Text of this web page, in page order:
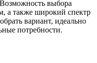
выбора
а также широкий спектр
вариант, идеально
потребности.